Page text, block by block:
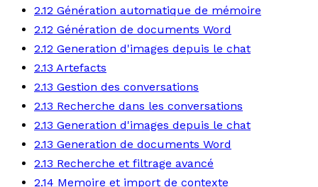
2.12 Génération automatique de mémoire
2.12 Génération de documents Word
2.12 Generation d'images depuis le chat
2.13 Artefacts
2.13 Gestion des conversations
2.13 Recherche dans les conversations
2.13 Generation d'images depuis le chat
2.13 Generation de documents Word
2.13 Recherche et filtrage avancé
2.14 Memoire et import de contexte